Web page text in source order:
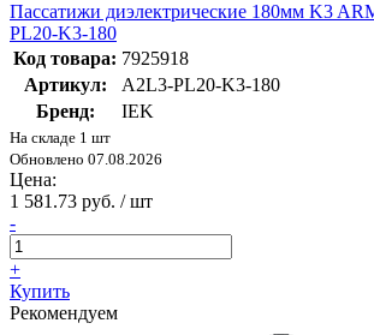
Пассатижи диэлектрические 180мм K3
PL20-K3-180
Код товара: 7925918
Артикул:
A2L3-PL20-K3-180
Бренд:
IEK
На складе 1 шт
Обновлено 07.08.2026
Цена:
1 581.73 руб. / шт
-
+
Купить
Рекомендуем